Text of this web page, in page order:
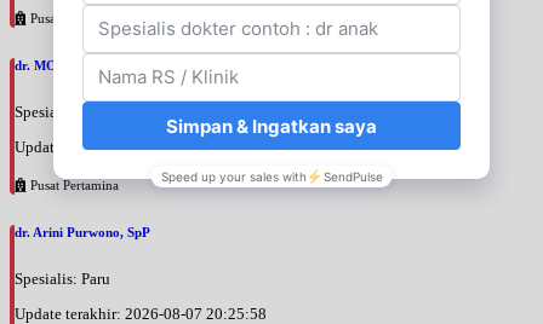
Pusat Pertamina
dr. MOCHAMAD PASHA, SpPD
Spesialis: Penyakit Dalam
Update terakhir: 2026-08-07 20:35:45
Pusat Pertamina
dr. Arini Purwono, SpP
Spesialis: Paru
Update terakhir: 2026-08-07 20:25:58